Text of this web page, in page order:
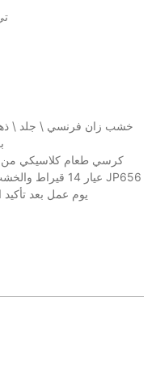
/
كرسي طعام كلاسيكي
عيار 14 قيراط والخشب الصلب باللون الأحمر النبيذي JP656
38 يوم عمل بعد تأكيد